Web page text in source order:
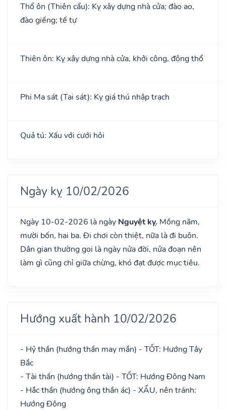
Thổ ôn (Thiên cẩu): Kỵ xây dựng nhà cửa; đào ao,
đào giếng; tế tự
Thiên ôn: Kỵ xây dựng nhà cửa, khởi công, động thổ
Phi Ma sát (Tai sát): Kỵ giá thú nhập trạch
Quả tú: Xấu với cưới hỏi
Ngày kỵ 10/02/2026
Ngày 10-02-2026 là ngày Nguyệt kỵ. Mồng năm,
mười bốn, hai ba. Đi chơi còn thiệt, nữa là đi buôn.
Dân gian thường gọi là ngày nửa đời, nửa đoạn nên
làm gì cũng chỉ giữa chừng, khó đạt được mục tiêu.
Hướng xuất hành 10/02/2026
- Hỷ thần (hướng thần may mắn) - TỐT: Hướng Tây
Bắc
- Tài thần (hướng thần tài) - TỐT: Hướng Đông Nam
- Hắc thần (hướng ông thần ác) - XẤU, nên tránh:
Hướng Đông